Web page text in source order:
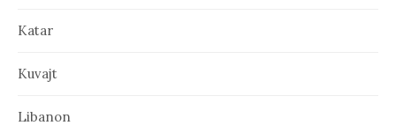
Katar
Kuvajt
Libanon